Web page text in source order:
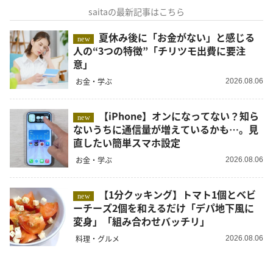
saitaの最新記事はこちら
new
夏休み後に「お金がない」と感じる
人の“3つの特徴”「チリツモ出費に要注
意」
お金・学ぶ 2026.08.06
new
ないうちに通信量が増えているかも…。見
直したい簡単スマホ設定
お金・学ぶ 2026.08.06
new
ーチーズ2個を和えるだけ「デパ地下風に
変身」「組み合わせバッチリ」
料理・グルメ 2026.08.06